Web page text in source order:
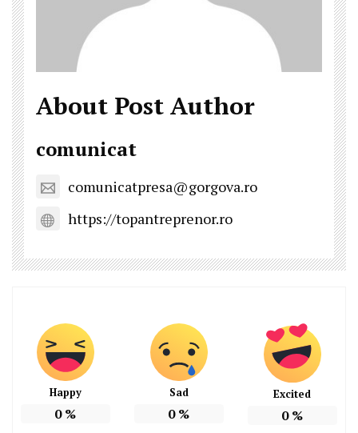
About Post Author
comunicat
comunicatpresa@gorgova.ro
https://topantreprenor.ro
Happy
0%
Sad
0%
Excited
0%